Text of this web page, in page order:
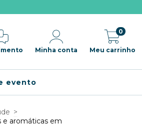
Minha conta Meu carrinho
0
evento
>
e aromáticas em